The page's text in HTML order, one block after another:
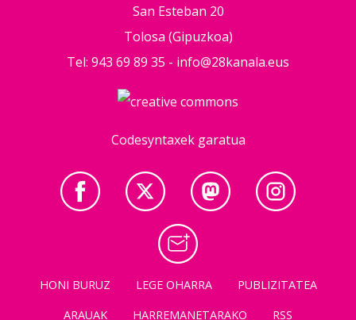
San Esteban 20
Tolosa (Gipuzkoa)
Tel: 943 69 89 35 - info@28kanala.eus
Codesyntaxek garatua
HONI BURUZ LEGE OHARRA
PUBLIZITATEA
ARAUAK
HARREMANETARAKO RSS